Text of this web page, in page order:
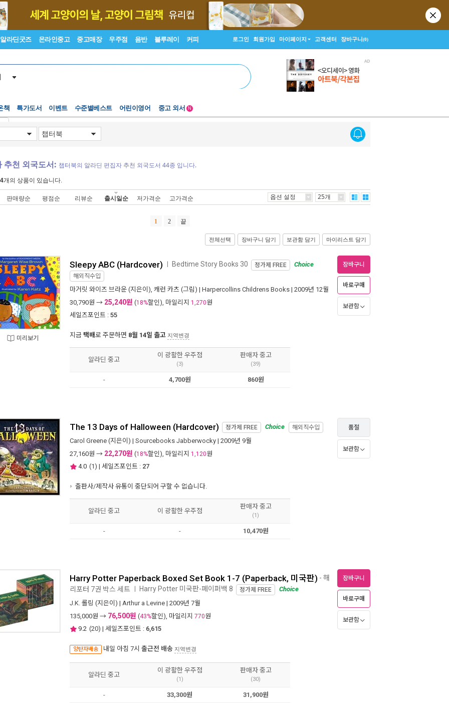
알라딘굿즈 온라인중고 중고매장 우주점 음반 블루레이 커피 로그인 회원가입 마이페이지 고객센터 장바구니(0)
책 특가도서 이벤트
수준별베스트
Lexile®
수준별베스트
어린이영어
중고 외서
5백원부터
N
추천 외국도서: 챕터북의 알라딘 편집자 추천 외국도서 44종 입니다.
개의 상품이 있습니다.
판매량순 평점순 리뷰순 출시일순 저가격순 고가격순 옵션 설정 25개
1 2 끝
전체선택 장바구니 담기 보관함 담기 마이리스트 담기
미리보기
Sleepy ABC (Hardcover) Bedtime Story Books 30 정가제 FREE Choice
해외직수입
마거릿 와이즈 브라운 (지은이), 캐런 카츠 (그림) | Harpercollins Childrens Books | 2009년 12월
30,790원 → 25,240원 (18%할인), 마일리지 1,270원
세일즈포인트 : 55
지금 택배로 주문하면 8월 14일 출고 지역변경
장바구니
바로구매
보관함
알라딘 중고
이 광활한 우주점
(3)
판매자 중고
(39)
- 4,700원 860원
The 13 Days of Halloween (Hardcover) 정가제 FREE Choice 해외직수입
Carol Greene (지은이) | Sourcebooks Jabberwocky | 2009년 9월
27,160원 → 22,270원 (18%할인), 마일리지 1,120원
4.0 (1) | 세일즈포인트 : 27
출판사/제작사 유통이 중단되어 구할 수 없습니다.
품절
보관함
알라딘 중고 이 광활한 우주점
판매자 중고
(1)
- - 10,470원
Harry Potter Paperback Boxed Set Book 1-7 (Paperback, 미국판) - 해
리포터 7권 박스 세트 Harry Potter 미국판-페이퍼백 8 정가제 FREE
Choice
J.K. 롤링 (지은이) | Arthur a Levine | 2009년 7월
135,000원 → 76,500원 (43%할인), 마일리지 770원
9.2 (20) | 세일즈포인트 : 6,615
양탄자배송 내일 아침 7시 출근전 배송 지역변경
장바구니
바로구매
보관함
알라딘 중고
이 광활한 우주점
(1)
판매자 중고
(30)
- 33,300원 31,900원